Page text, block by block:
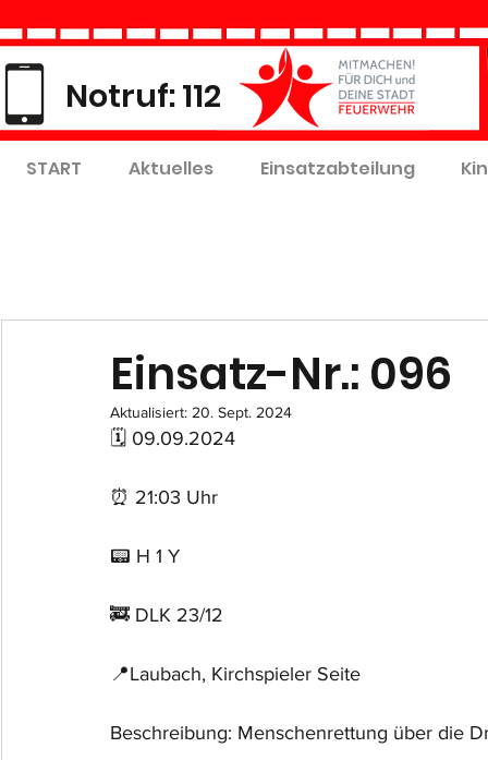
Notruf: 112
START Aktuelles Einsatzabteilung
Einsatz-Nr.: 096
Aktualisiert: 20. Sept. 2024
🗓 09.09.2024
⏰ 21:03 Uhr
📟 H 1 Y
🚒 DLK 23/12
📍Laubach, Kirchspieler Seite
Beschreibung: Menschenrettung über die